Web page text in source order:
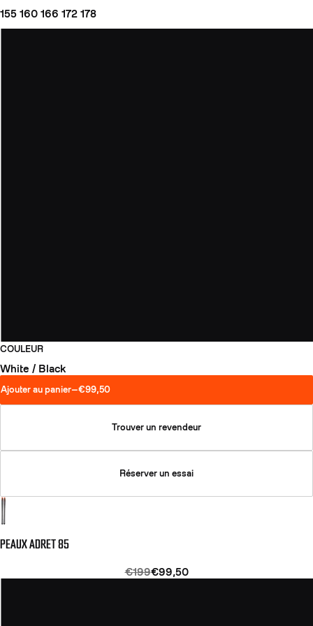
155 160 166 172 178
COULEUR
White / Black
Ajouter au panier—€99,50
Trouver un revendeur
Réserver un essai
PEAUX ADRET 85
€199€99,50